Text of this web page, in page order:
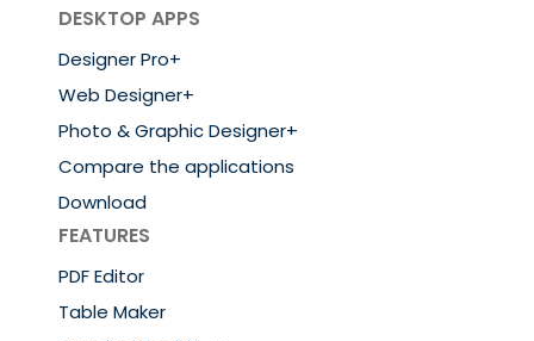
DESKTOP APPS
Designer Pro+
Web Designer+
Photo & Graphic Designer+
Compare the applications
Download
FEATURES
PDF Editor
Table Maker